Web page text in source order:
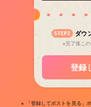
ダウ
※完了後こ
登録
※ 「登録してポストを見る」